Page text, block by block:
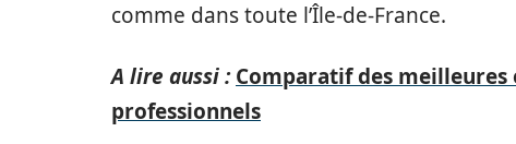
comme dans toute l’Île-de-France.
A lire aussi : Comparatif des
professionnels